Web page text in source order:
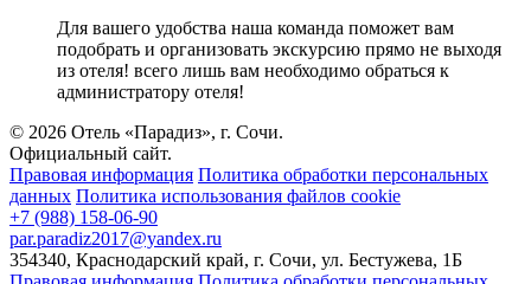
Для вашего удобства наша команда поможет вам
подобрать и организовать экскурсию прямо не выходя
из отеля! всего лишь вам необходимо обраться к
администратору отеля!
© 2026 Отель «Парадиз», г. Сочи.
Официальный сайт.
Правовая информация Политика обработки персональных
данных Политика использования файлов cookie
+7 (988) 158-06-90
par.paradiz2017@yandex.ru
354340, Краснодарский край, г. Сочи, ул. Бестужева, 1Б